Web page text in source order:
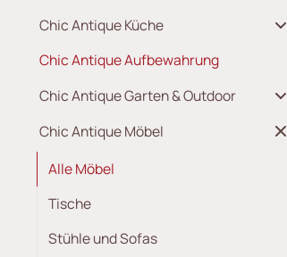
Chic Antique Küche
Chic Antique Aufbewahrung
Chic Antique Garten & Outdoor
Chic Antique Möbel
Alle Möbel
Tische
Stühle und Sofas